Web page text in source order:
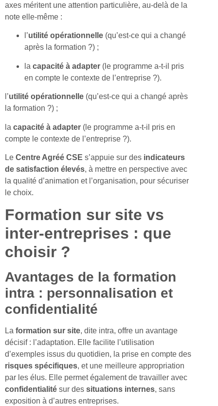
axes méritent une attention particulière, au-delà de la
note elle-même :
l’utilité opérationnelle (qu’est-ce qui a changé
après la formation ?) ;
la capacité à adapter (le programme a-t-il pris
en compte le contexte de l’entreprise ?).
l’utilité opérationnelle (qu’est-ce qui a changé après
la formation ?) ;
la capacité à adapter (le programme a-t-il pris en
compte le contexte de l’entreprise ?).
Le Centre Agréé CSE s’appuie sur des indicateurs
de satisfaction élevés, à mettre en perspective avec
la qualité d’animation et l’organisation, pour sécuriser
le choix.
Formation sur site vs
inter-entreprises : que
choisir ?
Avantages de la formation
intra : personnalisation et
confidentialité
La formation sur site, dite intra, offre un avantage
décisif : l’adaptation. Elle facilite l’utilisation
d’exemples issus du quotidien, la prise en compte des
risques spécifiques, et une meilleure appropriation
par les élus. Elle permet également de travailler avec
confidentialité sur des situations internes, sans
exposition à d’autres entreprises.